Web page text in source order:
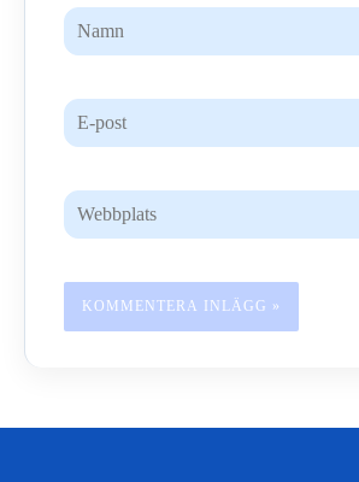
Namn
E-
post
Webbplats